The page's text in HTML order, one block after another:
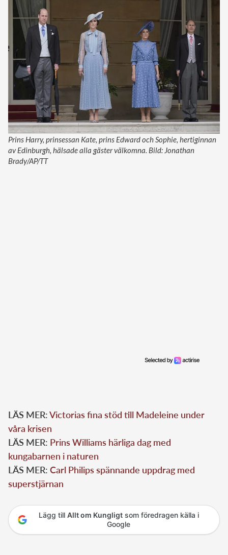
Prins Harry, prinsessan Kate, prins Edward och Sophie, hertiginnan
av Edinburgh, hälsade alla gäster välkomna. Bild: Jonathan
Brady/AP/TT
LÄS MER:Victorias fina stöd till Madeleine under
våra krisen
LÄS MER: Prins Williams härliga dag med
kungabarnen i naturen
LÄS MER: Carl Philips spännande uppdrag med
superstjärnan
Lägg till Allt om Kungligtsom föredragen källa i
Google